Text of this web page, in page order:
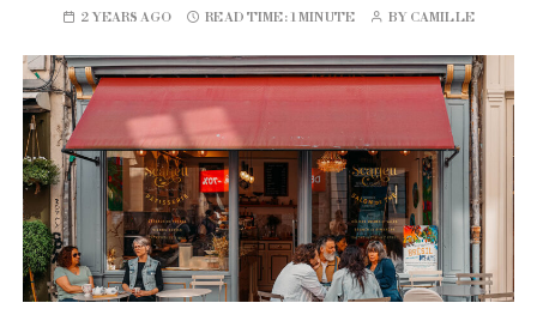
2 YEARS AGO READ TIME:1 MINUTE BY CAMILLE